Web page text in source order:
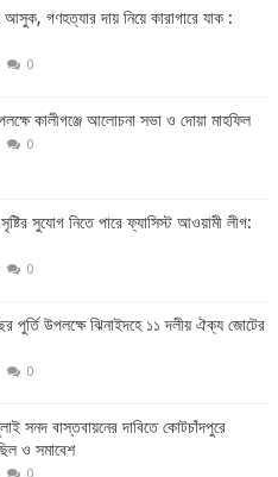
আসুক, গণহত্যার দায় নিয়ে কারাগারে যাক :
0
কালীগঞ্জে আলোচনা সভা ও দোয়া মাহফিল
0
সুযোগ নিতে পারে ফ্যাসিস্ট আওয়ামী লীগ:
0
পুর্তি উপলক্ষে ঝিনাইদহে ১১ দলীয় ঐক্য জোটের
0
সনদ বাস্তবায়নের দাবিতে কোটচাঁদপুরে
ও সমাবেশ